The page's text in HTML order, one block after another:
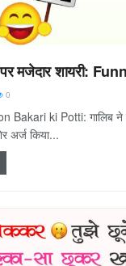
पर मजेदार शायरी:
0
Bakari ki Potti: गालिब ने
अर्ज किया...